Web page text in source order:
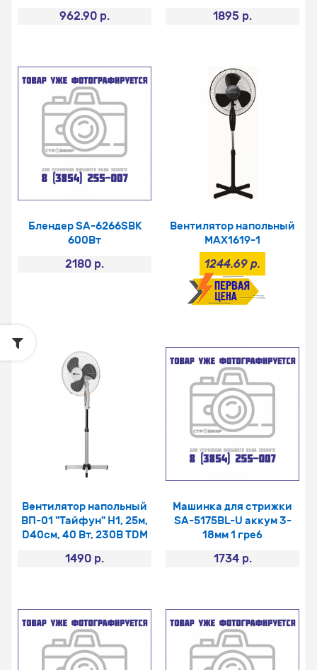
962.90 р. 1895 р.
Блендер SA-6266SBK
600Вт
2180 р.
Вентилятор напольный
MAX1619-1
1244.69 р.
Вентилятор напольный
ВП-01 "Тайфун" Н1, 25м,
D40см, 40 Вт, 230В TDM
1490 р.
Машинка для стрижки
SA-5175BL-U аккум 3-
18мм 1 греб
1734 р.